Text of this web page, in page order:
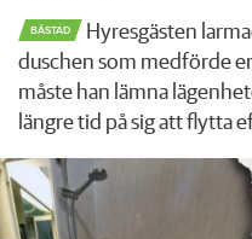
BÅSTAD
Hyresgästen
duschen som medförde
måste han lämna
längre tid på sig att flytta